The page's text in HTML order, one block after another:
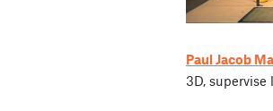
Paul Jacob
3D, supervise